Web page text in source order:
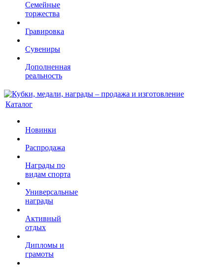
Семейные
торжества
Гравировка
Сувениры
Дополненная
реальность
Каталог
Новинки
Распродажа
Награды по
видам спорта
Универсальные
награды
Активный
отдых
Дипломы и
грамоты